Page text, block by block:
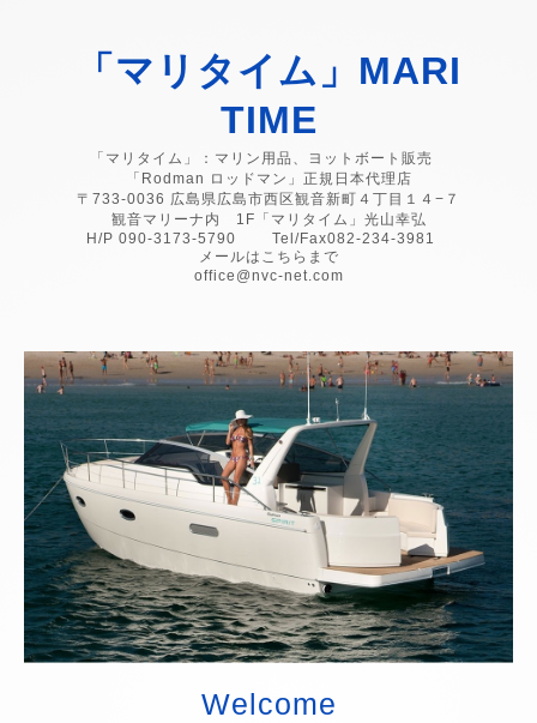
「マリタイム」MARI
TIME
「マリタイム」：マリン用品、ヨットボート販売
「Rodman ロッドマン」正規日本代理店
〒733-0036 広島県広島市西区観音新町４丁目１４−７
観音マリーナ内 1F「マリタイム」光山幸弘
H/P 090-3173-5790 Tel/Fax082-234-3981
メールはこちらまで
office@nvc-net.com
Welcome